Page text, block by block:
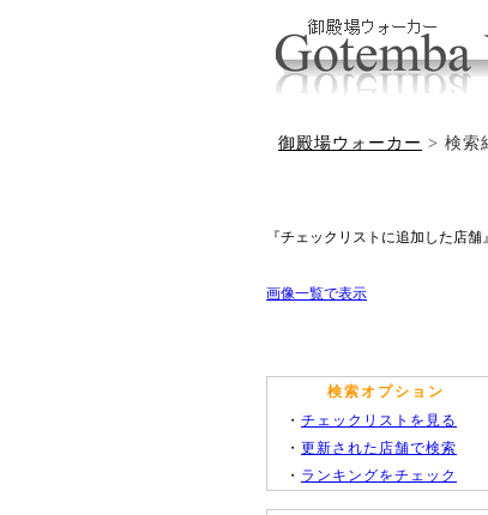
御殿場ウォーカー > 検索
『チェックリストに追加した店舗
画像一覧で表示
検索オプション
・ チェックリストを見る
・ 更新された店舗で検索
・ ランキングをチェック